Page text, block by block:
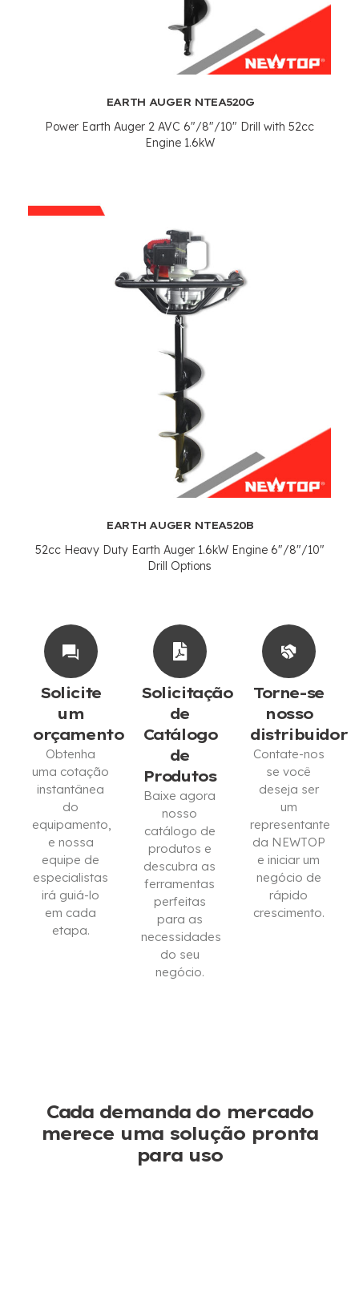
EARTH AUGER NTEA520G
Power Earth Auger 2 AVC 6"/8"/10" Drill with 52cc
Engine 1.6kW
EARTH AUGER NTEA520B
52cc Heavy Duty Earth Auger 1.6kW Engine6"/8"/10"
Drill Options
Solicite
um
orçamento
Obtenha
uma cotação
instantânea
do
equipamento,
e nossa
equipe de
especialistas
irá guiá-lo
em cada
etapa.
Solicitação
de
Catálogo
de
Produtos
Baixe agora
nosso
catálogo de
produtos e
descubra as
ferramentas
perfeitas
para as
necessidades
do seu
negócio.
Torne-se
nosso
distribuidor
Contate-nos
se você
deseja ser
um
representante
da NEWTOP
e iniciar um
negócio de
rápido
crescimento.
Cada demanda do mercado
merece uma solução pronta
para uso